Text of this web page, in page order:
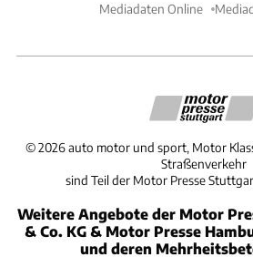
Mediadaten Online
©2026 auto motor und sport, Motor
Straßenverkehr
sind Teil der Motor Presse
Weitere Angebote der Motor
& Co. KG & Motor Presse
und deren